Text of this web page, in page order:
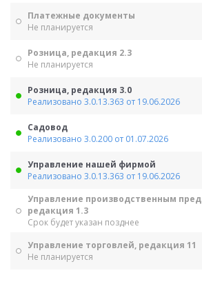
Платежные документы
Не планируется
Розница, редакция 2.3
Не планируется
Розница, редакция 3.0
Реализовано 3.0.13.363 от 19.06.2026
Садовод
Реализовано 3.0.200 от 01.07.2026
Управление нашей фирмой
Реализовано 3.0.13.363 от 19.06.2026
Управление производственным
редакция 1.3
Срок будет указан позднее
Управление торговлей, редакция 11
Не планируется